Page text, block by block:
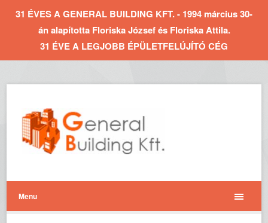
31 ÉVES A GENERAL BUILDING KFT. - 1994 március 30-
án alapította Floriska József és Floriska Attila.
31 ÉVE A LEGJOBB ÉPÜLETFELÚJÍTÓ CÉG
Menu